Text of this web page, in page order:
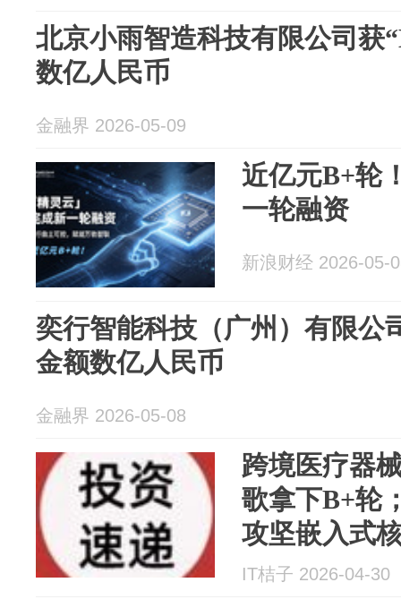
北京小雨智造科技有限公司获
数亿人民币
金融界 2026-05-09
近亿元B+轮
一轮融资
新浪财经 2026-05-
奕行智能科技（广州）有限公
金额数亿人民币
金融界 2026-05-08
跨境医疗器
歌拿下B+轮
攻坚嵌入式
IT桔子 2026-04-30